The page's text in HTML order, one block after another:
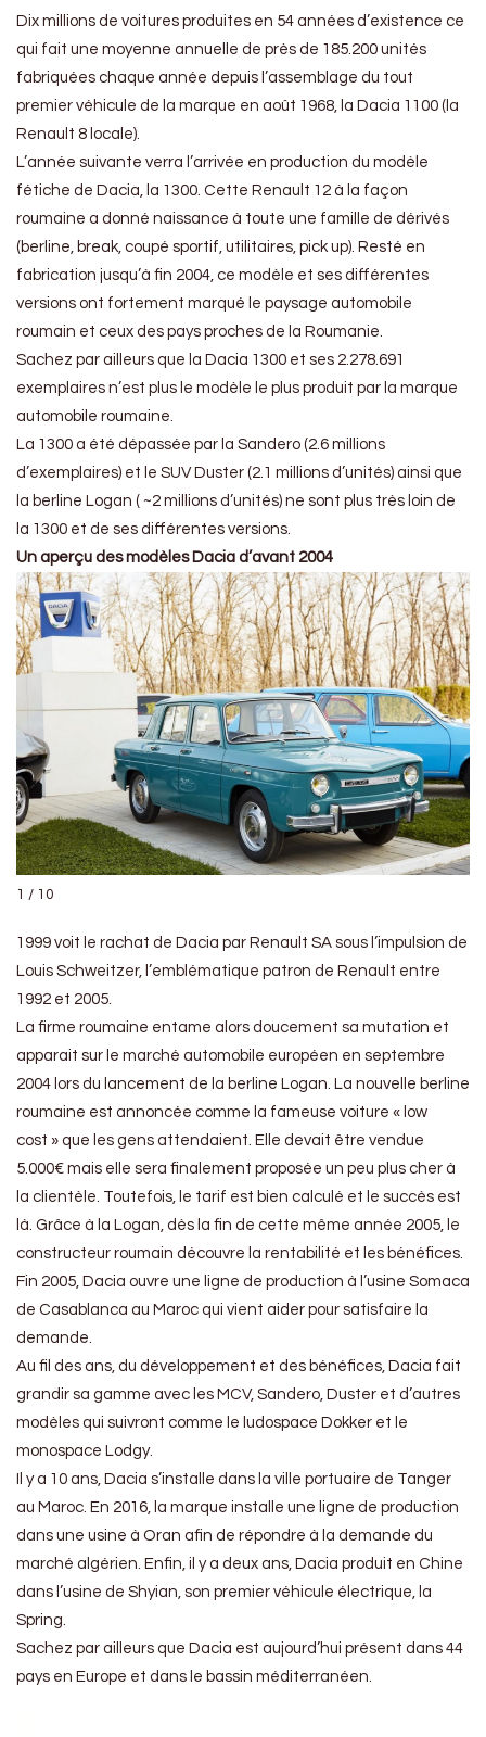
Dix millions de voitures produites en 54 années d’existence ce
qui fait une moyenne annuelle de près de 185.200 unités
fabriquées chaque année depuis l’assemblage du tout
premier véhicule de la marque en août 1968, la Dacia 1100 (la
Renault 8 locale).
L’année suivante verra l’arrivée en production du modèle
fétiche de Dacia, la 1300. Cette Renault 12 à la façon
roumaine a donné naissance à toute une famille de dérivés
(berline, break, coupé sportif, utilitaires, pick up). Resté en
fabrication jusqu’à fin 2004, ce modèle et ses différentes
versions ont fortement marqué le paysage automobile
roumain et ceux des pays proches de la Roumanie.
Sachez par ailleurs que la Dacia 1300 et ses 2.278.691
exemplaires n’est plus le modèle le plus produit par la marque
automobile roumaine.
La 1300 a été dépassée par la Sandero (2.6 millions
d’exemplaires) et le SUV Duster (2.1 millions d’unités) ainsi que
la berline Logan ( ~2 millions d’unités) ne sont plus très loin de
la 1300 et de ses différentes versions.
Un aperçu des modèles Dacia d’avant 2004
1 / 10
1999 voit le rachat de Dacia par Renault SA sous l’impulsion de
Louis Schweitzer, l’emblématique patron de Renault entre
1992 et 2005.
La firme roumaine entame alors doucement sa mutation et
apparait sur le marché automobile européen en septembre
2004 lors du lancement de la berline Logan. La nouvelle berline
roumaine est annoncée comme la fameuse voiture « low
cost » que les gens attendaient. Elle devait être vendue
5.000€ mais elle sera finalement proposée un peu plus cher à
la clientèle. Toutefois, le tarif est bien calculé et le succès est
là. Grâce à la Logan, dès la fin de cette même année 2005, le
constructeur roumain découvre la rentabilité et les bénéfices.
Fin 2005, Dacia ouvre une ligne de production à l’usine Somaca
de Casablanca au Maroc qui vient aider pour satisfaire la
demande.
Au fil des ans, du développement et des bénéfices, Dacia fait
grandir sa gamme avec les MCV, Sandero, Duster et d’autres
modèles qui suivront comme le ludospace Dokker et le
monospace Lodgy.
Il y a 10 ans, Dacia s’installe dans la ville portuaire de Tanger
au Maroc. En 2016, la marque installe une ligne de production
dans une usine à Oran afin de répondre à la demande du
marché algérien. Enfin, il y a deux ans, Dacia produit en Chine
dans l’usine de Shyian, son premier véhicule électrique, la
Spring.
Sachez par ailleurs que Dacia est aujourd’hui présent dans 44
pays en Europe et dans le bassin méditerranéen.